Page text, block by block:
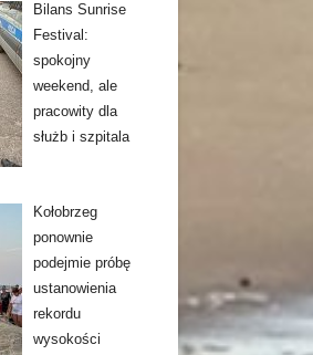
Bilans Sunrise
Festival:
spokojny
weekend, ale
pracowity dla
służb i szpitala
Kołobrzeg
ponownie
podejmie próbę
ustanowienia
rekordu
wysokości